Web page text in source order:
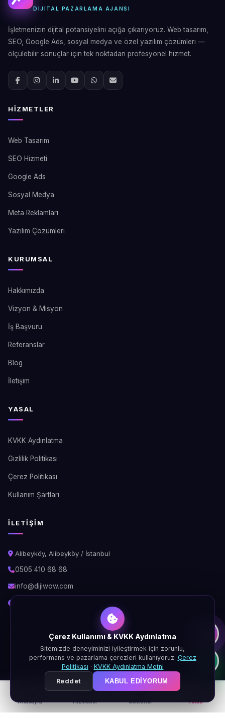
Anasayfa Hizmetler Sektörler Teklif
DIJITAL PAZARLAMA AJANSI
İşletmenizin dijital potansiyelini açığa çıkarıyoruz. Web tasarım,
SEO, Google Ads, sosyal medya ve özel yazılım çözümleri —
ölçülebilir sonuçlar için tek noktadan profesyonel hizmet.
HIZMETLER
Web Tasarım
SEO Hizmeti
Google Ads
Sosyal Medya
Meta Reklamları
Yazılım Çözümleri
KURUMSAL
Hakkımızda
Vizyon & Misyon
İş Başvuru
Referanslar
Blog
İletişim
YASAL
KVKK Aydınlatma
Gizlilik Politikası
Çerez Politikası
Kullanım Şartları
İLETIŞIM
Alibeyköy, Alibeyköy / İstanbul
0505 410 68 68
info@dijiwow.com
© 2026 DijiWOW. Tüm hakları saklıdır.
KVKK
GizlilikÇerez Şartlar
Çerez Kullanımı & KVKK Aydınlatma
Sitemizde deneyiminizi iyileştirmek için zorunlu,
performans ve pazarlama çerezleri kullanıyoruz. Çerez
Politikası · KVKK Aydınlatma Metni
Reddet
KABUL EDIYORUM